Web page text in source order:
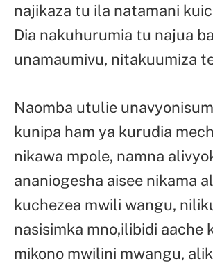
najikaza tu ila natamani
Dia nakuhurumia tu najua
unamaumivu, nitakuumiza
Naomba utulie
kunipa ham ya kurudia
nikawa mpole, namna
ananiogesha aisee nikama
kuchezea mwili wangu,
nasisimka mno,ilibidi aache
mikono mwilini mwangu,